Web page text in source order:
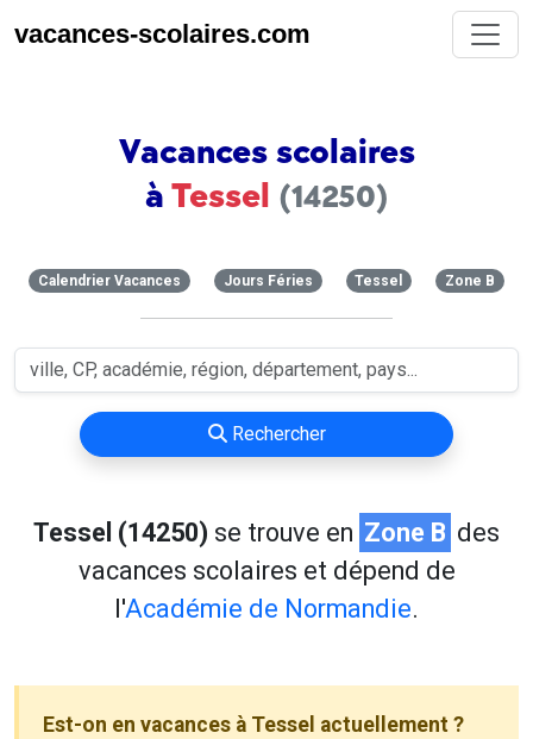
vacances-scolaires.com
Vacances scolaires
àTessel (14250)
Calendrier Vacances Jours Féries Tessel Zone B
Rechercher
Tessel (14250) se trouve en Zone B des
vacances scolaires et dépend de
l'Académie de Normandie.
Est-on en vacances à Tessel actuellement ?